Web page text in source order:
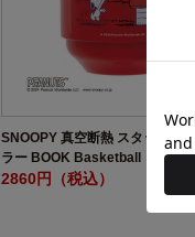
SNOOPY 真空断熱 スタッキン
ラー BOOK Basketball
2860円（税込）